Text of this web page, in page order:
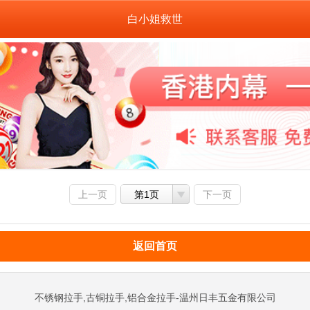
白小姐救世
上一页 第1页 下一页
返回首页
不锈钢拉手,古铜拉手,铝合金拉手-温州日丰五金有限公司